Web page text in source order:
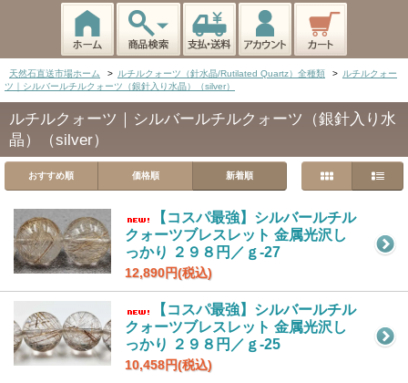
天然石直送市場ホーム > ルチルクォーツ（針水晶/Rutilated Quartz）全種類 > ルチルクォー
ツ｜シルバールチルクォーツ（銀針入り水晶）（silver）
ルチルクォーツ｜シルバールチルクォーツ（銀針入り水
晶）（silver）
おすすめ順 価格順 新着順
【コスパ最強】シルバールチル
クォーツブレスレット 金属光沢し
っかり ２９８円／ｇ-27
12,890円(税込)
【コスパ最強】シルバールチル
クォーツブレスレット 金属光沢し
っかり ２９８円／ｇ-25
10,458円(税込)